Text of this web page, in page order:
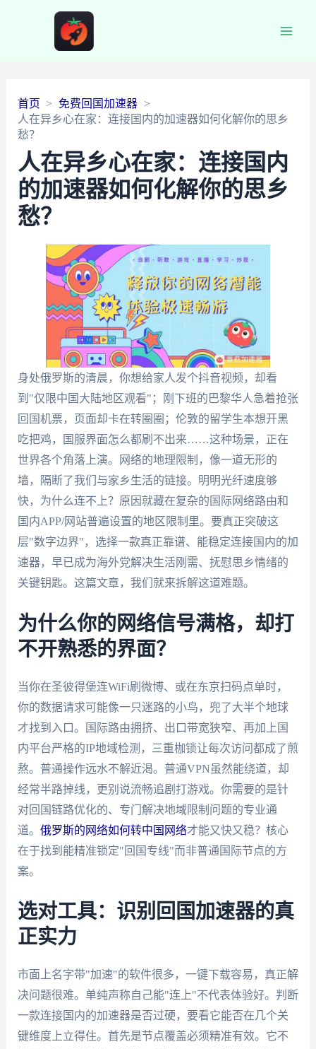
首页
免费回国加速器
人在异乡心在家：连接国内的加速器如何化解你的思乡
愁？
人在异乡心在家：连接国内
的加速器如何化解你的思乡
愁？
身处俄罗斯的清晨，你想给家人发个抖音视频，却看
到"仅限中国大陆地区观看"；刚下班的巴黎华人急着抢张
回国机票，页面却卡在转圈圈；伦敦的留学生本想开黑
吃把鸡，国服界面怎么都刷不出来……这种场景，正在
世界各个角落上演。网络的地理限制，像一道无形的
墙，隔断了我们与家乡生活的链接。明明光纤速度够
快，为什么连不上？原因就藏在复杂的国际网络路由和
国内APP/网站普遍设置的地区限制里。要真正突破这
层"数字边界"，选择一款真正靠谱、能稳定连接国内的加
速器，早已成为海外党解决生活刚需、抚慰思乡情绪的
关键钥匙。这篇文章，我们就来拆解这道难题。
为什么你的网络信号满格，却打
不开熟悉的界面？
当你在圣彼得堡连WiFi刷微博、或在东京扫码点单时，
你的数据请求可能像一只迷路的小鸟，兜了大半个地球
才找到入口。国际路由拥挤、出口带宽狭窄、再加上国
内平台严格的IP地域检测，三重枷锁让每次访问都成了煎
熬。普通操作远水不解近渴。普通VPN虽然能绕道，却
经常半路掉线，更别说流畅追剧打游戏。你需要的是针
对回国链路优化的、专门解决地域限制问题的专业通
道。 俄罗斯的网络如何转中国网络才能又快又稳？核心
在于找到能精准锁定"回国专线"而非普通国际节点的方
案。
选对工具：识别回国加速器的真
正实力
市面上名字带"加速"的软件很多，一键下载容易，真正解
决问题很难。单纯声称自己能"连上"不代表体验好。判断
一款连接国内的加速器是否过硬，要看它能否在几个关
键维度上立得住。首先是节点覆盖必须精准有效。它不